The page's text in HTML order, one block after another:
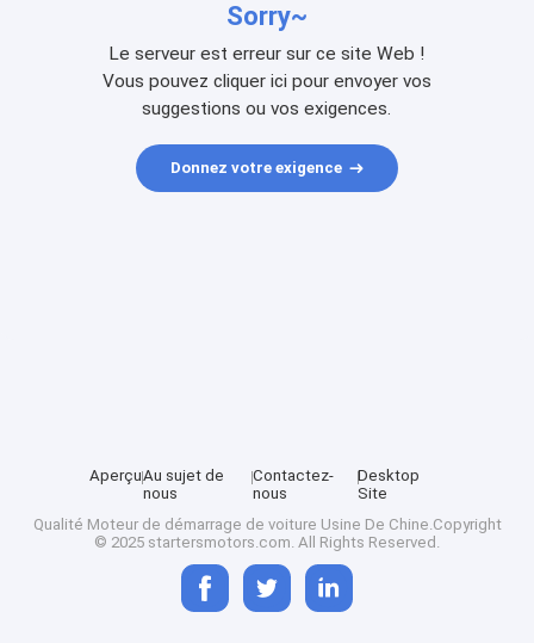
Sorry~
Le serveur est erreur sur ce site Web !
Vous pouvez cliquer ici pour envoyer vos
suggestions ou vos exigences.
Donnez votre exigence
AperçuAu sujet de
nous
Contactez-
nous
Desktop
Site
Qualité Moteur de démarrage de voiture Usine De Chine.Copyright
© 2025 startersmotors.com. All Rights Reserved.